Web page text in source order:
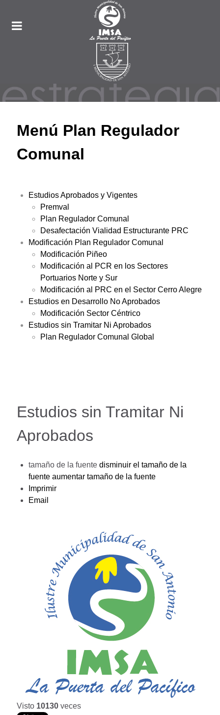
Menú Plan Regulador
Comunal
Estudios Aprobados y Vigentes
Premval
Plan Regulador Comunal
Desafectación Vialidad Estructurante PRC
Modificación Plan Regulador Comunal
Modificación Piñeo
Modificación al PCR en los Sectores
Portuarios Norte y Sur
Modificación al PRC en el Sector Cerro Alegre
Estudios en Desarrollo No Aprobados
Modificación Sector Céntrico
Estudios sin Tramitar Ni Aprobados
Plan Regulador Comunal Global
Estudios sin Tramitar Ni
Aprobados
tamaño de la fuente disminuir el tamaño de la
fuente aumentar tamaño de la fuente
Imprimir
Email
Visto 10130 veces